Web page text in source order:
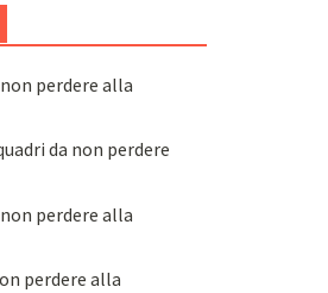
perdere alla
da non perdere
perdere alla
perdere alla